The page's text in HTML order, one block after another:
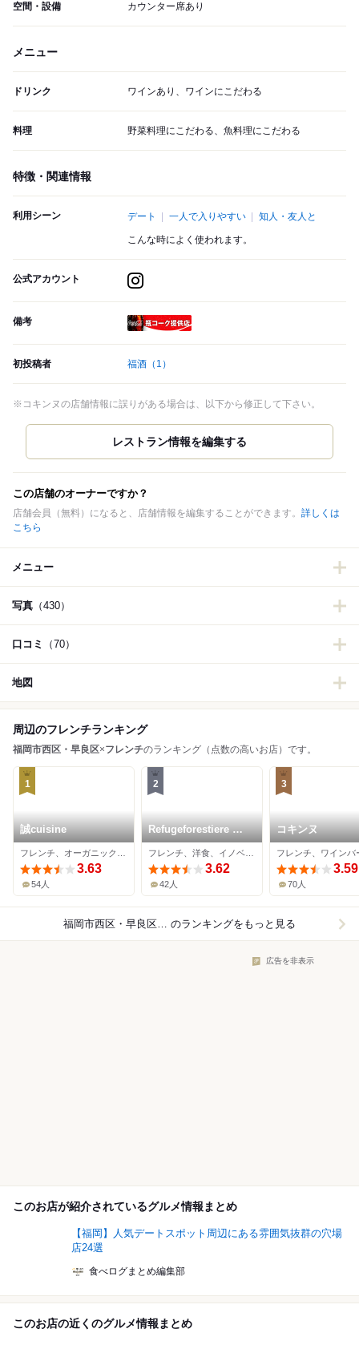
空間・設備 カウンター席あり
メニュー
ドリンク ワインあり、ワインにこだわる
料理 野菜料理にこだわる、魚料理にこだわる
特徴・関連情報
利用シーン デート 一人で入りやすい 知人・友人と
こんな時によく使われます。
公式アカウント
備考
初投稿者 福酒 （1）
※コキンヌの店舗情報に誤りがある場合は、以下から修正して下さい。
この店舗のオーナーですか？
店舗会員（無料）になると、店舗情報を編集することができます。 詳しくは
こちら
メニュー
写真 （430）
口コミ （70）
地図
周辺のフレンチランキング
福岡市西区・早良区×フレンチのランキング（点数の高いお店）です。
1
誠cuisine
3.63
54人
2
Refugeforestiere 五
島
3.62
42人
3
コキンヌ
フレンチ、ワインバ
3.59
70人
福岡市西区・早良区×フレンチ のランキングをもっと見る
広告を非表示
このお店が紹介されているグルメ情報まとめ
【福岡】人気デートスポット周辺にある雰囲気抜群の穴場
店24選
食べログまとめ編集部
このお店の近くのグルメ情報まとめ